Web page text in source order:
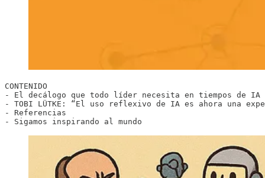
CONTENIDO
- El decálogo que todo líder necesita en tiempos de IA
- TOBI LÜTKE: “El uso reflexivo de IA es ahora una
- Referencias
- Sigamos inspirando al mundo